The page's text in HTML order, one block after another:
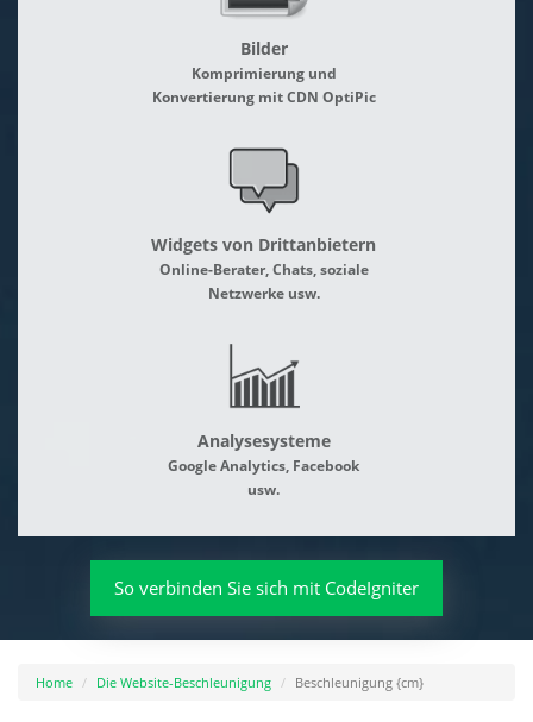
Bilder
Komprimierung und
Konvertierung mit CDN OptiPic
Widgets von Drittanbietern
Online-Berater, Chats, soziale
Netzwerke usw.
Analysesysteme
Google Analytics, Facebook
usw.
So verbinden Sie sich mit CodeIgniter
Home Die Website-Beschleunigung Beschleunigung {cm}